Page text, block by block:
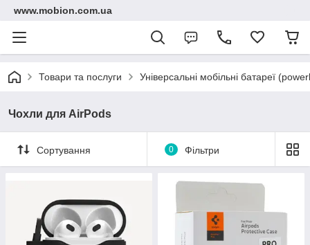
www.mobion.com.ua
Товари та послуги Універсальні мобільні батареї
Чохли для AirPods
Сортування 0 Фільтри